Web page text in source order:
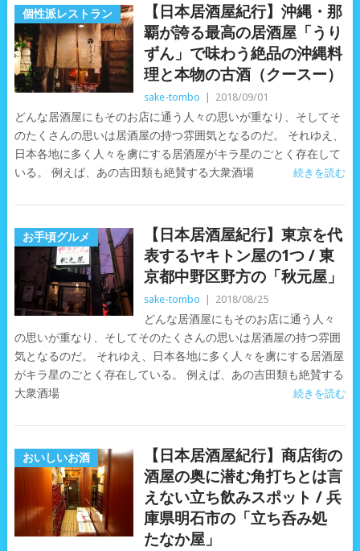
個性派レストラン
【日本居酒屋紀行】沖縄・那
覇が誇る最高の居酒屋「うり
ずん」で味わう絶品の沖縄料
理と本物の古酒（クースー）
sake-tombo 2018/09/01
どんな居酒屋にもそのお店に通う人々の思いが重なり、そしてそ
のたくさんの思いは居酒屋の持つ雰囲気となるのだ。 それゆえ、
日本各地に多く人々を虜にする居酒屋がキラ星のごとく存在して
いる。 例えば、あの吉田類も絶賛する大衆酒場
続きを読む
お手頃グルメ
【日本居酒屋紀行】東京を代
表するヤキトン屋の1つ / 東
京都中野区野方の「秋元屋」
sake-tombo 2018/08/25
どんな居酒屋にもそのお店に通う人々
の思いが重なり、そしてそのたくさんの思いは居酒屋の持つ雰囲
気となるのだ。 それゆえ、日本各地に多く人々を虜にする居酒屋
がキラ星のごとく存在している。 例えば、あの吉田類も絶賛する
大衆酒場
続きを読む
おいしいお酒
【日本居酒屋紀行】商店街の
酒屋の奥に潜む角打ちとは言
えない立ち飲みスポット / 兵
庫県明石市の「立ち呑み処
たなか屋」